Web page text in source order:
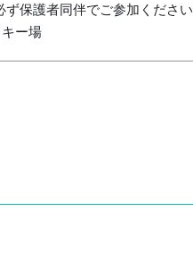
保護者同伴でご参加ください
ー場